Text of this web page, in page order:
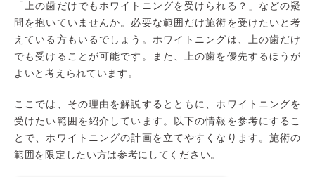
「上の歯だけでもホワイトニングを受けられる？」などの疑
問を抱いていませんか。必要な範囲だけ施術を受けたいと考
えている方もいるでしょう。ホワイトニングは、上の歯だけ
でも受けることが可能です。また、上の歯を優先するほうが
よいと考えられています。
ここでは、その理由を解説するとともに、ホワイトニングを
受けたい範囲を紹介しています。以下の情報を参考にするこ
とで、ホワイトニングの計画を立てやすくなります。施術の
範囲を限定したい方は参考にしてください。